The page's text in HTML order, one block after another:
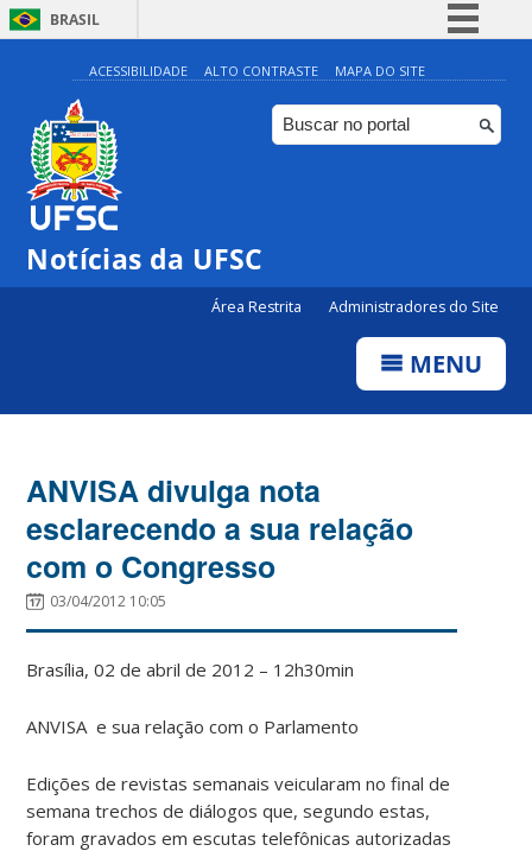
BRASIL
Simplifique!
Comunica BR
Participe
ACESSIBILIDADE ALTO CONTRASTE MAPA DO SITE
Notícias da UFSC
Área Restrita Administradores do Site
MENU
ANVISA divulga nota
esclarecendo a sua relação
com o Congresso
03/04/2012 10:05
Brasília, 02 de abril de 2012 – 12h30min
ANVISA e sua relação com o Parlamento
Edições de revistas semanais veicularam no final de
semana trechos de diálogos que, segundo estas,
foram gravados em escutas telefônicas autorizadas